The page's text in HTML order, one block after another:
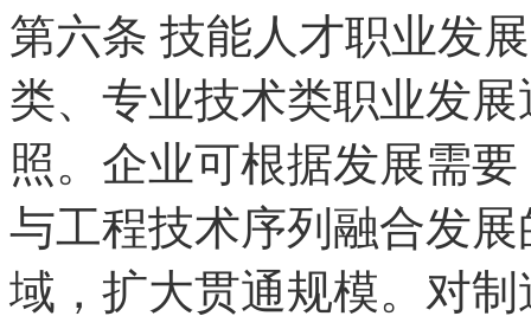
第六条 技能人才职业发
类、专业技术类职业发
照。企业可根据发展需
与工程技术序列融合发
域，扩大贯通规模。对